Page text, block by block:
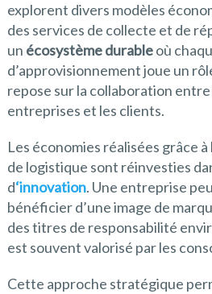
explorent divers modèles
des services de collecte et de
un écosystème durableoù
d’approvisionnement joue un
repose sur la collaboration
entreprises et les clients.
Les économies réalisées grâce
de logistique sont réinvesties
d‘innovation. Une entreprise
bénéficier d’une image de
des titres de responsabilité
est souvent valorisé par les
Cette approche stratégique